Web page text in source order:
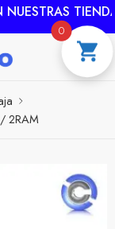
TIENDAS
2RAM
0